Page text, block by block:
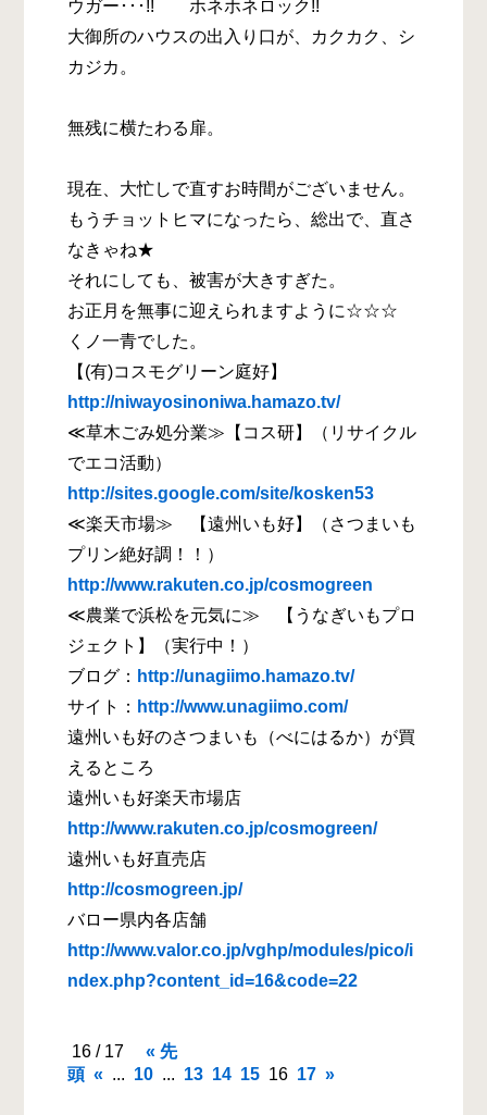
ウガー･･･!! ホネホネロック!!
大御所のハウスの出入り口が、カクカク、シ
カジカ。
無残に横たわる扉。
現在、大忙しで直すお時間がございません。
もうチョットヒマになったら、総出で、直さ
なきゃね★
それにしても、被害が大きすぎた。
お正月を無事に迎えられますように☆☆☆
くノ一青でした。
【(有)コスモグリーン庭好】
http://niwayosinoniwa.hamazo.tv/
≪草木ごみ処分業≫【コス研】（リサイクル
でエコ活動）
http://sites.google.com/site/kosken53
≪楽天市場≫ 【遠州いも好】（さつまいも
プリン絶好調！！）
http://www.rakuten.co.jp/cosmogreen
≪農業で浜松を元気に≫ 【うなぎいもプロ
ジェクト】（実行中！）
ブログ： http://unagiimo.hamazo.tv/
サイト： http://www.unagiimo.com/
遠州いも好のさつまいも（べにはるか）が買
えるところ
遠州いも好楽天市場店
http://www.rakuten.co.jp/cosmogreen/
遠州いも好直売店
http://cosmogreen.jp/
バロー県内各店舗
http://www.valor.co.jp/vghp/modules/pico/i
ndex.php?content_id=16&code=22
16 / 17
« 先
頭 « ... 10 ... 13 14 15 16 17 »